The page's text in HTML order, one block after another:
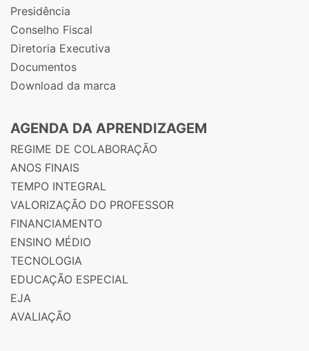
Presidência
Conselho Fiscal
Diretoria Executiva
Documentos
Download da marca
AGENDA DA APRENDIZAGEM
REGIME DE COLABORAÇÃO
ANOS FINAIS
TEMPO INTEGRAL
VALORIZAÇÃO DO PROFESSOR
FINANCIAMENTO
ENSINO MÉDIO
TECNOLOGIA
EDUCAÇÃO ESPECIAL
EJA
AVALIAÇÃO